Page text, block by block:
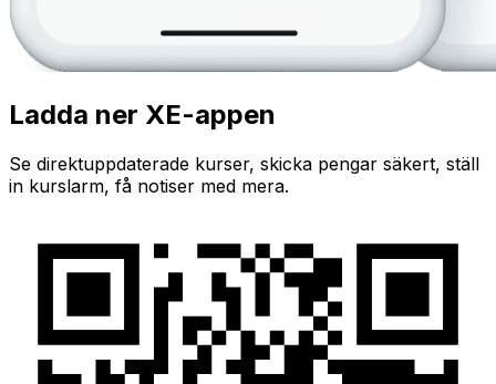
Ladda ner XE-appen
Se direktuppdaterade kurser, skicka pengar säkert, ställ
in kurslarm, få notiser med mera.